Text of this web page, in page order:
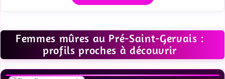
Femmes mûres au Pré-Saint-Gervais :
profils proches à découvrir
VOIR LES PHOTOS